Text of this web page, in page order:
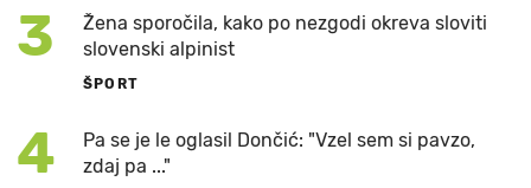
3
Žena sporočila, kako po nezgodi okreva sloviti
slovenski alpinist
ŠPORT
4
Pa se je le oglasil Dončić: "Vzel sem si pavzo,
zdaj pa ..."